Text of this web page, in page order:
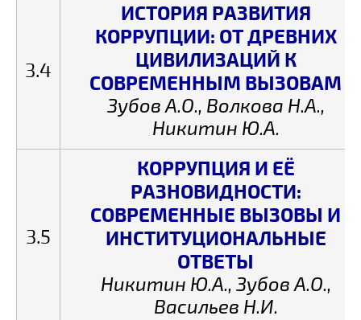
3.4
ИСТОРИЯ РАЗВИТИЯ
КОРРУПЦИИ: ОТ ДРЕВНИХ
ЦИВИЛИЗАЦИЙ К
СОВРЕМЕННЫМ ВЫЗОВАМ
Зубов А.О., Волкова Н.А.,
Никитин Ю.А.
3.5
КОРРУПЦИЯ И ЕЁ
РАЗНОВИДНОСТИ:
СОВРЕМЕННЫЕ ВЫЗОВЫ И
ИНСТИТУЦИОНАЛЬНЫЕ
ОТВЕТЫ
Никитин Ю.А., Зубов А.О.,
Васильев Н.И.